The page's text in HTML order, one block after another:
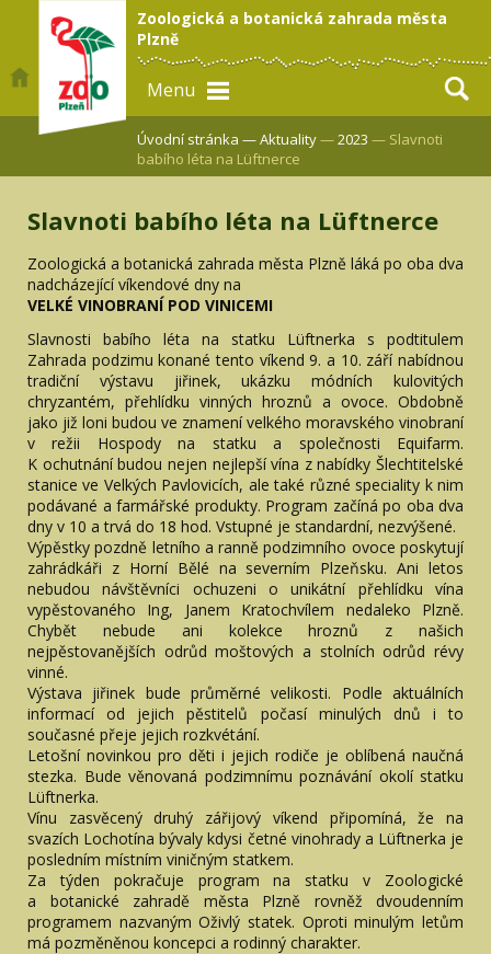
Zoologická a botanická zahrada města
Plzně
Menu
Úvodní stránka —Aktuality—2023 — Slavnoti
babího léta na Lüftnerce
Slavnoti babího léta na Lüftnerce
Zoologická a botanická zahrada města Plzně láká po oba dva
nadcházející víkendové dny na
VELKÉ VINOBRANÍ POD VINICEMI
Slavnosti babího léta na statku Lüftnerka s podtitulem
Zahrada podzimu konané tento víkend 9. a 10. září nabídnou
tradiční výstavu jiřinek, ukázku módních kulovitých
chryzantém, přehlídku vinných hroznů a ovoce. Obdobně
jako již loni budou ve znamení velkého moravského vinobraní
v režii Hospody na statku a společnosti Equifarm.
K ochutnání budou nejen nejlepší vína z nabídky Šlechtitelské
stanice ve Velkých Pavlovicích, ale také různé speciality k nim
podávané a farmářské produkty. Program začíná po oba dva
dny v 10 a trvá do 18 hod. Vstupné je standardní, nezvýšené.
Výpěstky pozdně letního a ranně podzimního ovoce poskytují
zahrádkáři z Horní Bělé na severním Plzeňsku. Ani letos
nebudou návštěvníci ochuzeni o unikátní přehlídku vína
vypěstovaného Ing, Janem Kratochvílem nedaleko Plzně.
Chybět nebude ani kolekce hroznů z našich
nejpěstovanějších odrůd moštových a stolních odrůd révy
vinné.
Výstava jiřinek bude průměrné velikosti. Podle aktuálních
informací od jejich pěstitelů počasí minulých dnů i to
současné přeje jejich rozkvétání.
Letošní novinkou pro děti i jejich rodiče je oblíbená naučná
stezka. Bude věnovaná podzimnímu poznávání okolí statku
Lüftnerka.
Vínu zasvěcený druhý zářijový víkend připomíná, že na
svazích Lochotína bývaly kdysi četné vinohrady a Lüftnerka je
posledním místním viničným statkem.
Za týden pokračuje program na statku v Zoologické
a botanické zahradě města Plzně rovněž dvoudenním
programem nazvaným Oživlý statek. Oproti minulým letům
má pozměněnou koncepci a rodinný charakter.